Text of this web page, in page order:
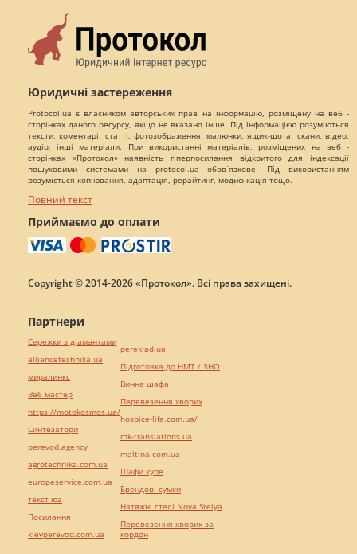
Юридичні застереження
Protocol.ua є власником авторських прав на інформацію, розміщену на веб -
сторінках даного ресурсу, якщо не вказано інше. Під інформацією розуміються
тексти, коментарі, статті, фотозображення, малюнки, ящик-шота, скани, відео,
аудіо, інші матеріали. При використанні матеріалів, розміщених на веб -
сторінках «Протокол» наявність гіперпосилання відкритого для індексації
пошуковими системами на protocol.ua обов`язкове. Під використанням
розуміється копіювання, адаптація, рерайтинг, модифікація тощо.
Повний текст
Приймаємо до оплати
Copyright © 2014-2026 «Протокол». Всі права захищені.
Партнери
Сережки з діамантами
alliancetechnika.ua
миралинкс
Веб мастер
https://motokosmos.ua/
Синтезатори
perevod.agency
agrotechnika.com.ua
europeservice.com.ua
текст юа
Посилання
kievperevod.com.ua
pereklad.ua
Підготовка до НМТ / ЗНО
Винна шафа
Перевезення хворих
hospice-life.com.ua/
mk-translations.ua
maltina.com.ua
Шафи купе
Брендові сумки
Натяжні стелі Nova Stelya
Перевезення хворих за
кордон